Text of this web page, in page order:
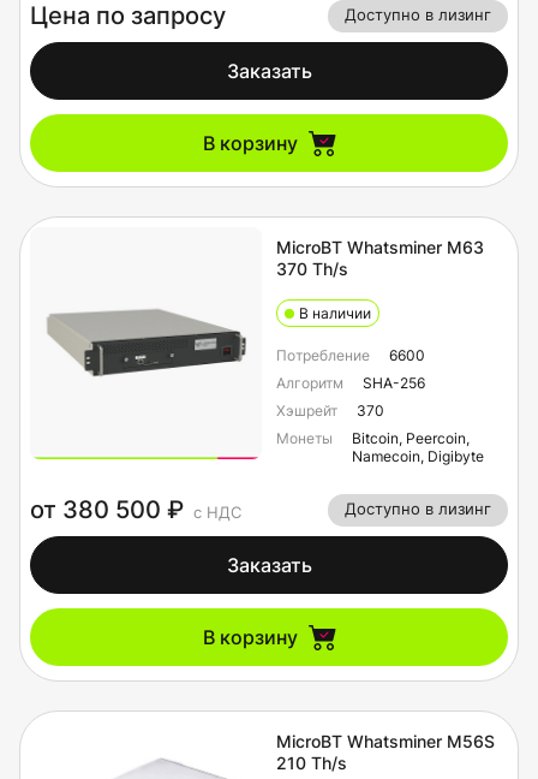
Цена по запросу Доступно в лизинг
Заказать
В корзину
MicroBT Whatsminer M63
370 Th/s
В наличии
Потребление
6600
Алгоритм
SHA-256
Хэшрейт
370
Монеты
Bitcoin, Peercoin,
Namecoin, Digibyte
от 380 500 ₽ с НДС Доступно в лизинг
Заказать
В корзину
MicroBT Whatsminer M56S
210 Th/s